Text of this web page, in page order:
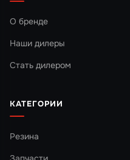
О бренде
Наши дилеры
Стать дилером
КАТЕГОРИИ
Резина